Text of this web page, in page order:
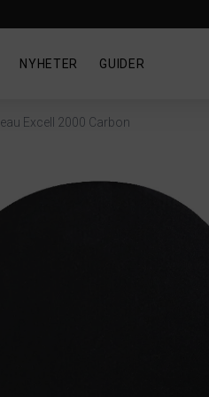
NYHETER GUIDER
Excell 2000 Carbon